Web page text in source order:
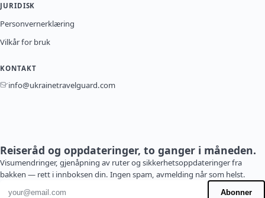
JURIDISK
Personvernerklæring
Vilkår for bruk
KONTAKT
info@ukrainetravelguard.com
Reiseråd og oppdateringer, to ganger i måneden.
Visumendringer, gjenåpning av ruter og sikkerhetsoppdateringer fra
bakken — rett i innboksen din. Ingen spam, avmelding når som helst.
E-postadresse Abonner